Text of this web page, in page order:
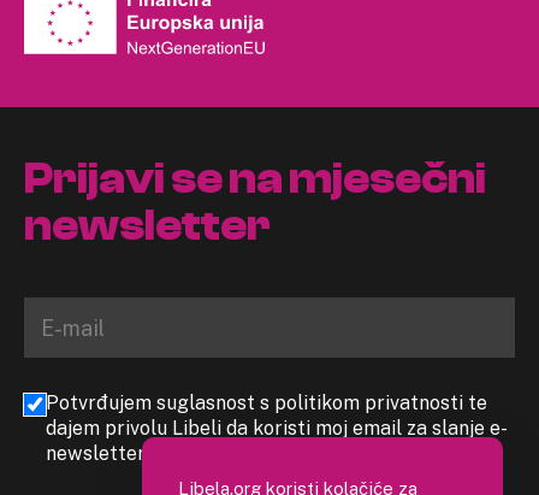
Prijavi se na mjesečni
newsletter
Potvrđujem suglasnost s politikom privatnosti te
dajem privolu Libeli da koristi moj email za slanje e-
newslettera
Libela.org koristi kolačiće za